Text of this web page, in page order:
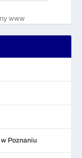
www
Poznaniu